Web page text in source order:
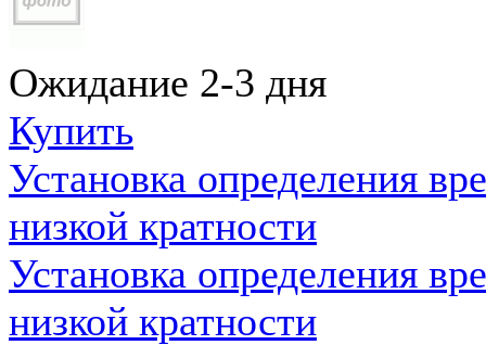
Ожидание 2-3 дня
Купить
Установка определения
низкой кратности
Установка определения
низкой кратности